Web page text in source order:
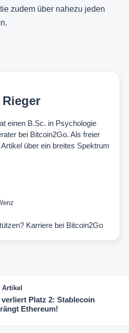
zudem über nahezu jeden
einen B.Sc. in Psychologie
bei Bitcoin2Go. Als freier
über ein breites Spektrum
Karriere bei Bitcoin2Go
Artikel
verliert Platz 2: Stablecoin
Ethereum!